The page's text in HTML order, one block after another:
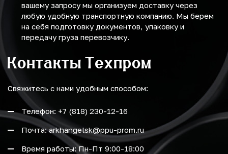
вашему запросу мы организуем доставку через
любую удобную транспортную компанию. Мы берем
на себя подготовку документов, упаковку и
передачу груза перевозчику.
Контакты Техпром
Свяжитесь с нами удобным способом:
Телефон: +7 (818) 230-12-16
Почта: arkhangelsk@ppu-prom.ru
Время работы: Пн-Пт 9:00-18:00